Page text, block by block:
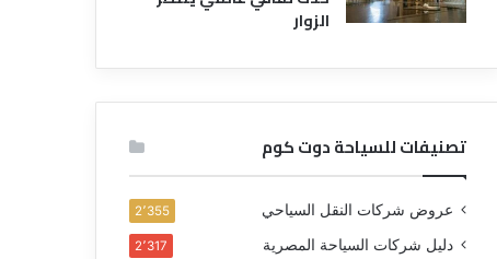
الزوار
تصنيفات للسياحة دوت كوم
عروض شركات النقل السياحي 2٬355
دليل شركات السياحة المصرية 2٬317